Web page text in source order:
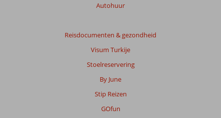
Autohuur
Reisdocumenten & gezondheid
Visum Turkije
Stoelreservering
By June
Stip Reizen
GOfun